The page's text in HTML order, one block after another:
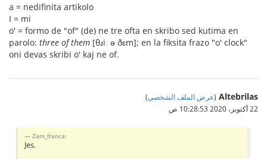
a = nedifinita artikolo
I = mi
o' = formo de "of" (de) ne tre ofta en skribo sed kutima en
parolo: three of them [θɹiː ə ðɛm]; en la fiksita frazo "o' clock"
oni devas skribi o' kaj ne of.
Altebrilas
(عرض الملف الشخصي)
22 أكتوبر، 2020 10:28:53 ص
Zam_franca:
Jes.